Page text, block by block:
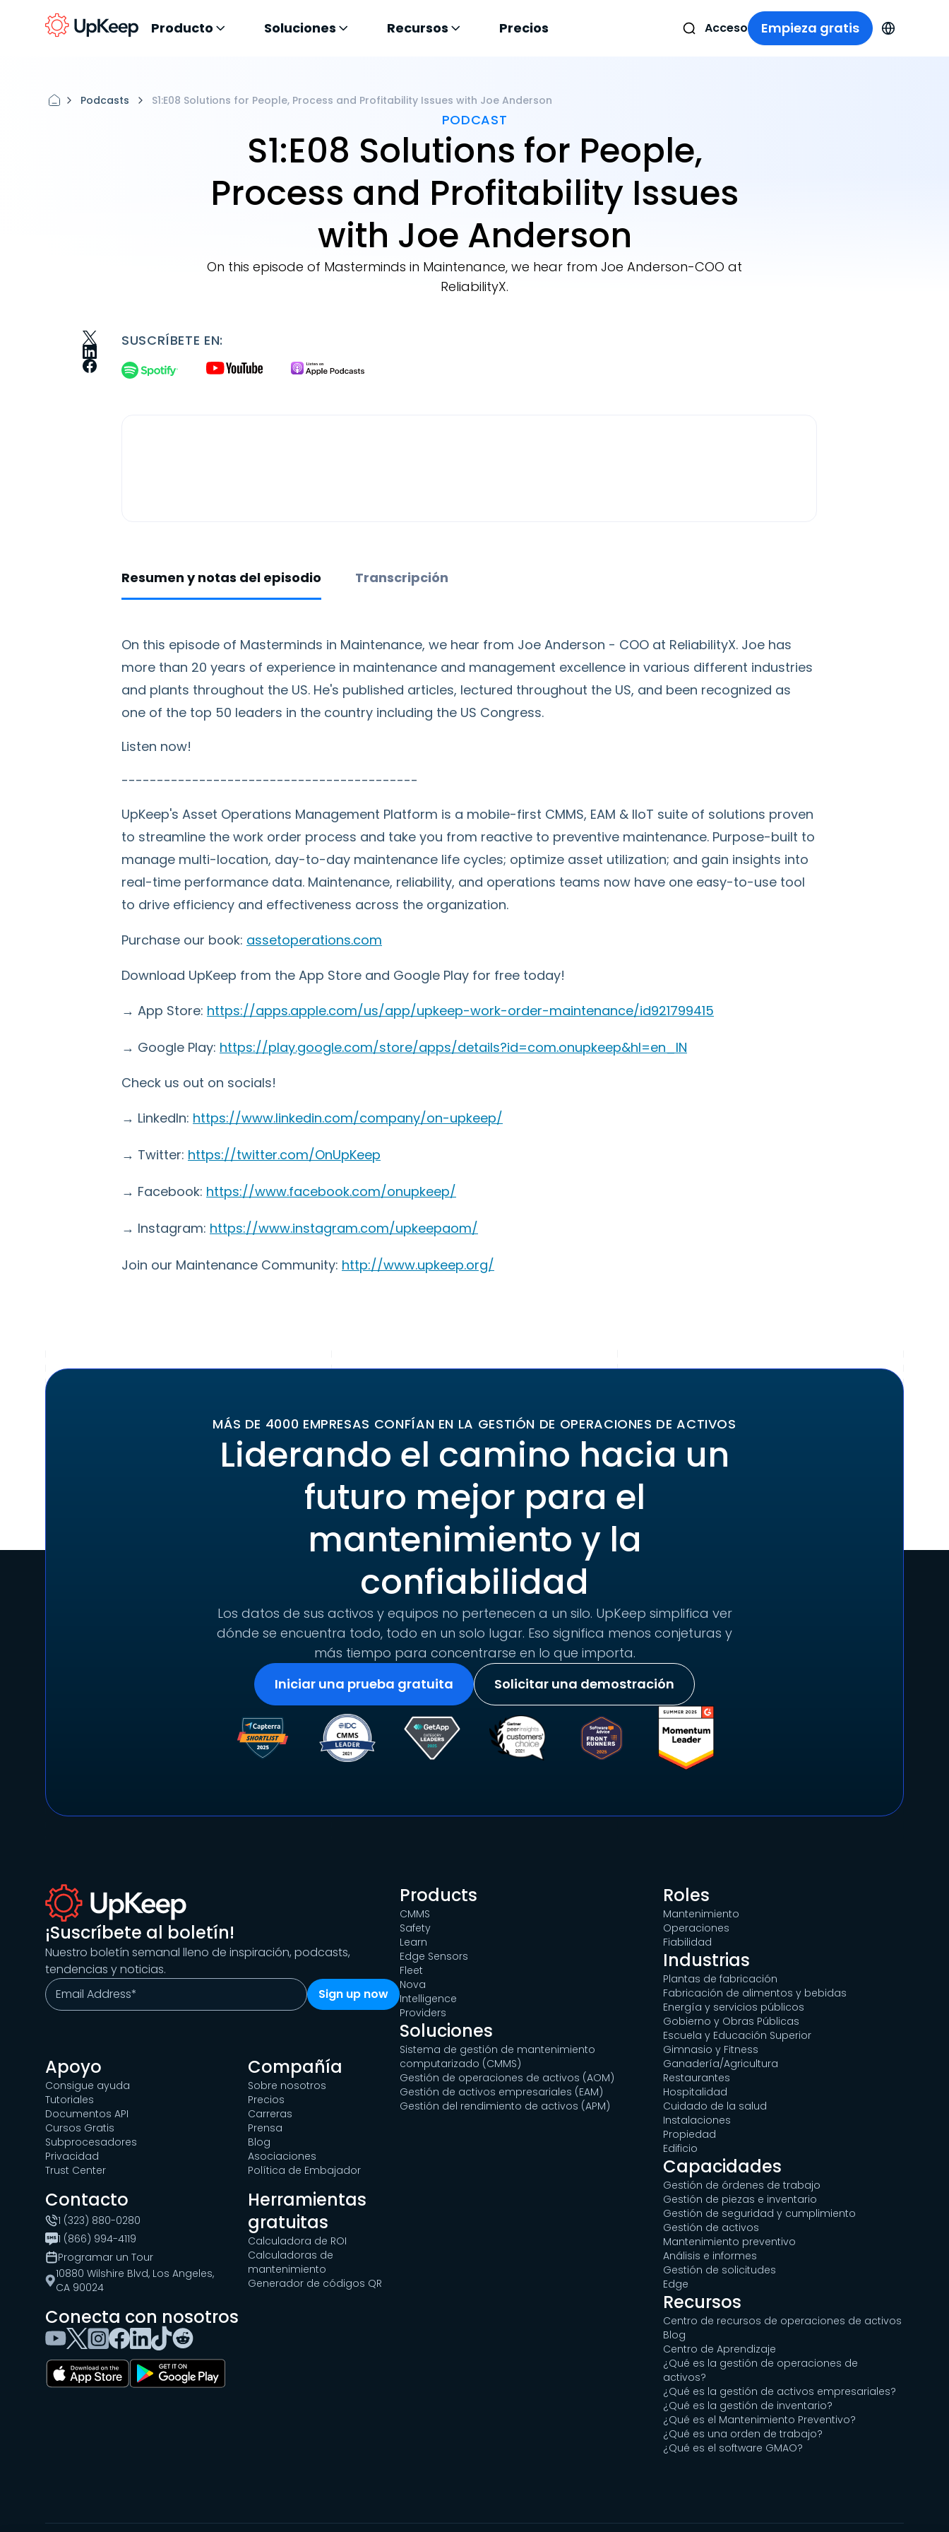
Producto Soluciones Recursos Precios Acceso Empieza gratis
Podcasts S1:E08 Solutions for People, Process and Profitability Issues with Joe Anderson
PODCAST
S1:E08 Solutions for People,
Process and Profitability Issues
with Joe Anderson
On this episode of Masterminds in Maintenance, we hear from Joe Anderson-COO at
ReliabilityX.
SUSCRÍBETE EN:
Resumen y notas del episodio Transcripción
On this episode of Masterminds in Maintenance, we hear from Joe Anderson - COO at ReliabilityX. Joe has
more than 20 years of experience in maintenance and management excellence in various different industries
and plants throughout the US. He's published articles, lectured throughout the US, and been recognized as
one of the top 50 leaders in the country including the US Congress.
Listen now!
------------------------------------------
UpKeep's Asset Operations Management Platform is a mobile-first CMMS, EAM & IIoT suite of solutions proven
to streamline the work order process and take you from reactive to preventive maintenance. Purpose-built to
manage multi-location, day-to-day maintenance life cycles; optimize asset utilization; and gain insights into
real-time performance data. Maintenance, reliability, and operations teams now have one easy-to-use tool
to drive efficiency and effectiveness across the organization.
Purchase our book: assetoperations.com
Download UpKeep from the App Store and Google Play for free today!
→ App Store: https://apps.apple.com/us/app/upkeep-work-order-maintenance/id921799415
→ Google Play: https://play.google.com/store/apps/details?id=com.onupkeep&hl=en_IN
Check us out on socials!
→ LinkedIn: https://www.linkedin.com/company/on-upkeep/
→ Twitter: https://twitter.com/OnUpKeep
→ Facebook: https://www.facebook.com/onupkeep/
→ Instagram: https://www.instagram.com/upkeepaom/
Join our Maintenance Community: http://www.upkeep.org/
MÁS DE 4000 EMPRESAS CONFÍAN EN LA GESTIÓN DE OPERACIONES DE ACTIVOS
Liderando el camino hacia un
futuro mejor para el
mantenimiento y la
confiabilidad
Los datos de sus activos y equipos no pertenecen a un silo. UpKeep simplifica ver
dónde se encuentra todo, todo en un solo lugar. Eso significa menos conjeturas y
más tiempo para concentrarse en lo que importa.
Iniciar una prueba gratuita
Solicitar una demostración
¡Suscríbete al boletín!
Nuestro boletín semanal lleno de inspiración, podcasts,
tendencias y noticias.
Apoyo
Consigue ayuda
Tutoriales
Documentos API
Cursos Gratis
Subprocesadores
Privacidad
Trust Center
Compañía
Sobre nosotros
Precios
Carreras
Prensa
Blog
Asociaciones
Política de Embajador
Contacto
1 (323) 880-0280
1 (866) 994-4119
Programar un Tour
10880 Wilshire Blvd, Los Angeles,
CA 90024
Herramientas
gratuitas
Calculadora de ROI
Calculadoras de
mantenimiento
Generador de códigos QR
Conecta con nosotros
Products
CMMS
Safety
Learn
Edge Sensors
Fleet
Nova
Intelligence
Providers
Soluciones
Sistema de gestión de mantenimiento
computarizado (CMMS)
Gestión de operaciones de activos (AOM)
Gestión de activos empresariales (EAM)
Gestión del rendimiento de activos (APM)
Roles
Mantenimiento
Operaciones
Fiabilidad
Industrias
Plantas de fabricación
Fabricación de alimentos y bebidas
Energía y servicios públicos
Gobierno y Obras Públicas
Escuela y Educación Superior
Gimnasio y Fitness
Ganadería/Agricultura
Restaurantes
Hospitalidad
Cuidado de la salud
Instalaciones
Propiedad
Edificio
Capacidades
Gestión de órdenes de trabajo
Gestión de piezas e inventario
Gestión de seguridad y cumplimiento
Gestión de activos
Mantenimiento preventivo
Análisis e informes
Gestión de solicitudes
Edge
Recursos
Centro de recursos de operaciones de activos
Blog
Centro de Aprendizaje
¿Qué es la gestión de operaciones de
activos?
¿Qué es la gestión de activos empresariales?
¿Qué es la gestión de inventario?
¿Qué es el Mantenimiento Preventivo?
¿Qué es una orden de trabajo?
¿Qué es el software GMAO?